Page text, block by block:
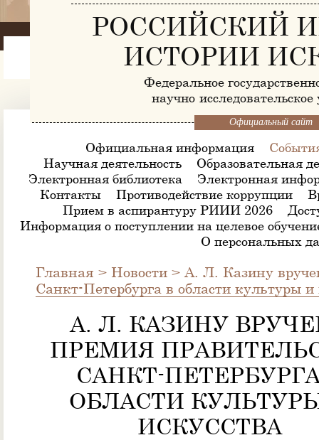
РОССИЙСКИЙ
ИСТОРИИ
Федеральное
научно-
Официальный сайт
Официальная информация
Научная деятельность
Образовательная
Электронная библиотека
Электронная
Контакты
Противодействие коррупции
Прием в аспирантуру РИИИ 2026
Информация о поступлении на целевое
О персональных
Главная > Новости > А. Л. Казину
Санкт-Петербурга в области культуры и
А. Л. КАЗИНУ
ПРЕМИЯ
САНКТ-
ОБЛАСТИ
ИСКУССТВА